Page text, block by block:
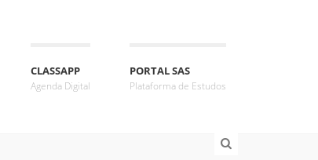
CLASSAPP
Agenda Digital
PORTAL SAS
Plataforma de Estudos